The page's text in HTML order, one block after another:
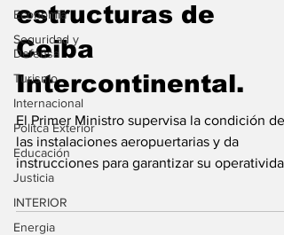
Economia
Seguridad y
Defensa
Turismo
Internacional
Politca Exterior
Educación
Justicia
INTERIOR
Energia
estructuras de
Ceiba
Intercontinental.
El Primer Ministro supervisa la condición de
las instalaciones aeropuertarias y da
instrucciones para garantizar su operatividad
y...